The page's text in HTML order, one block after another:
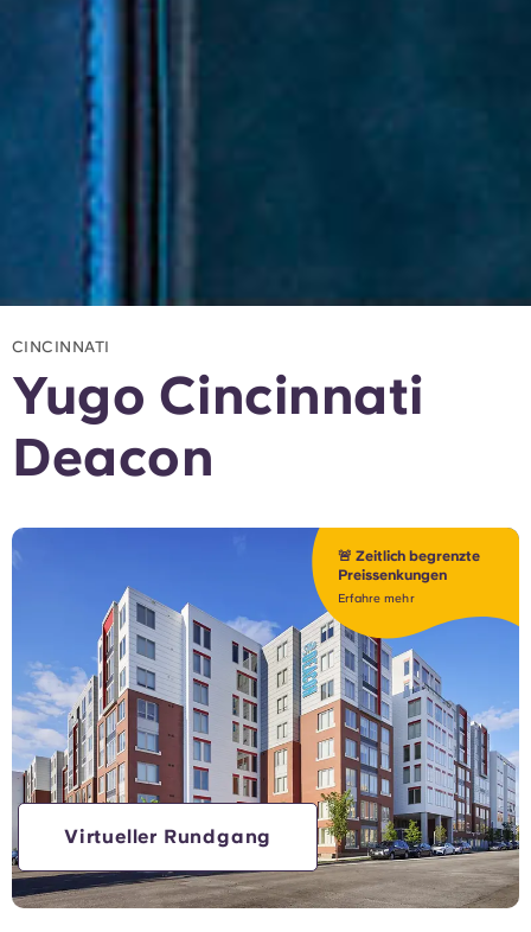
CINCINNATI
Yugo Cincinnati
Deacon
🚨 Zeitlich begrenzte
Preissenkungen
Erfahre mehr
Virtueller Rundgang